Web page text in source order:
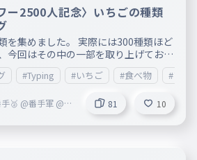
ー2500人記念〉いちごの種類
を集めました。 実際には300種類ほど
今回はその中の一部を取り上げており
が見つからなかった) 画像は大半が著作
りそうなやつだったのでやめておきま
Strawberry-varie.htm https://ank
cha455a23akg0309bet0 いちご
に感謝!
#Typing #いちご #食べ物 #フル
🥈 @番手軍 @AH
81 10